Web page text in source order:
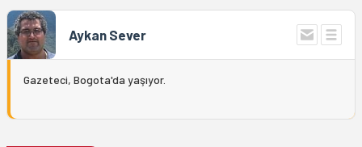
Aykan Sever
Gazeteci, Bogota'da yaşıyor.